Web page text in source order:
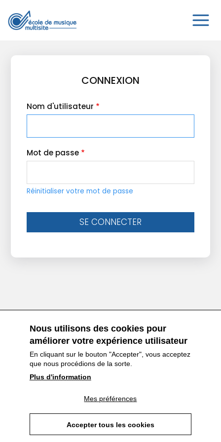
au
contenu
CONNEXION
Nom d'utilisateur
Mot de passe
Réinitialiser votre mot de passe
Proudly made by
Nous utilisons des cookies pour
améliorer votre expérience utilisateur
En cliquant sur le bouton "Accepter", vous acceptez
que nous procédions de la sorte.
Plus d'information
Mes préférences
Accepter tous les cookies